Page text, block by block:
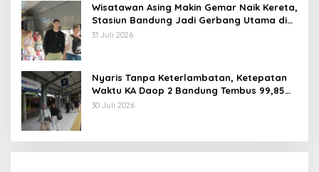
Wisatawan Asing Makin Gemar Naik Kereta,
Stasiun Bandung Jadi Gerbang Utama di
Jawa Barat
31 Juli 2026
Nyaris Tanpa Keterlambatan, Ketepatan
Waktu KA Daop 2 Bandung Tembus 99,85
Persen
30 Juli 2026